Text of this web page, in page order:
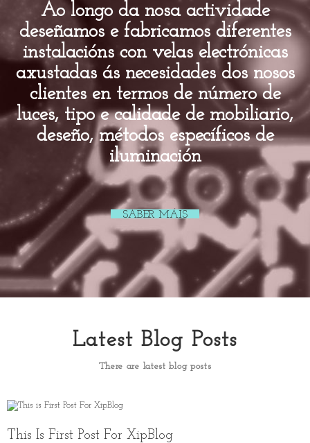
Ao longo da nosa actividade
deseñamos e fabricamos diferentes
instalacións con velas electrónicas
axustadas ás necesidades dos nosos
clientes en termos de número de
luces, tipo e calidade de mobiliario,
deseño, métodos específicos de
iluminación
SABER MÁIS
Latest Blog Posts
There are latest blog posts
This Is First Post For XipBlog